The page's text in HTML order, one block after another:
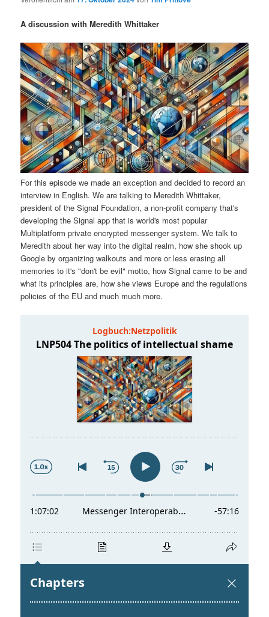
m
ä
r
e
n
I
n
h
a
l
e
u
n
d
ä
r
e
n
I
n
h
n
e
n
n
v
i
g
a
t
i
o
n
A discussion with Meredith Whittaker
For this episode we made an exception and decided to record an
interview in English. We are talking to Meredith Whittaker,
president of the Signal Foundation, a non-profit company that's
developing the Signal app that is world's most popular
Multiplatform private encrypted messenger system. We talk to
Meredith about her way into the digital realm, how she shook up
Google by organizing walkouts and more or less erasing all
memories to it's "don't be evil" motto, how Signal came to be and
what its principles are, how she views Europe and the regulations
policies of the EU and much much more.